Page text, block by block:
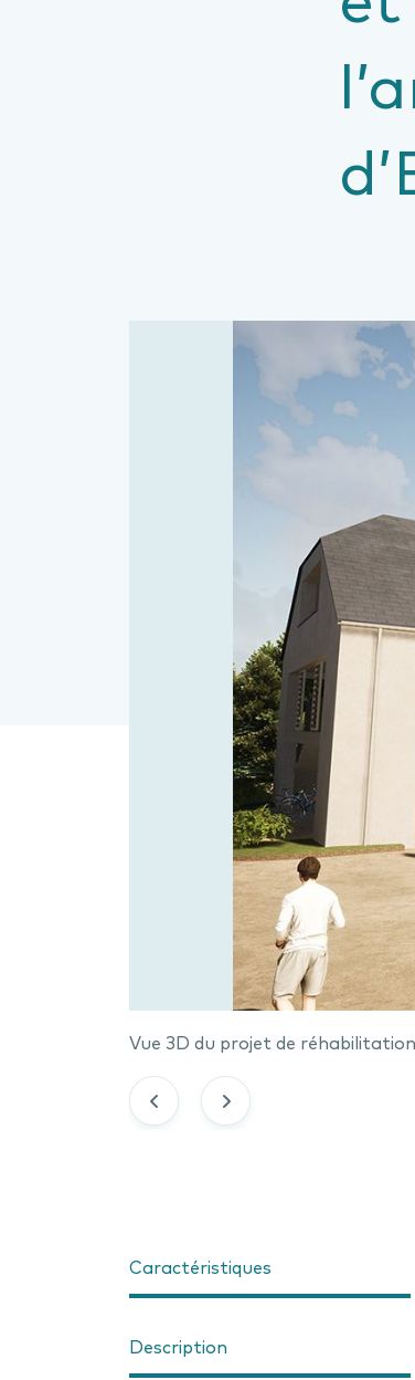
Vue 3D du projet de
Caractéristiques
Description